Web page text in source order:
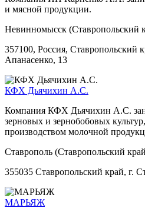
и мясной продукции.
Невинномысск (Ставропольский
357100, Россия, Ставропольский
Апанасенко, 13
КФХ Дьячихин А.С.
Компания КФХ Дьячихин А.С.
зерновых и зернобобовых
производством молочной
Ставрополь (Ставропольский
355035 Ставропольский край, г.
МАРЬЯЖ